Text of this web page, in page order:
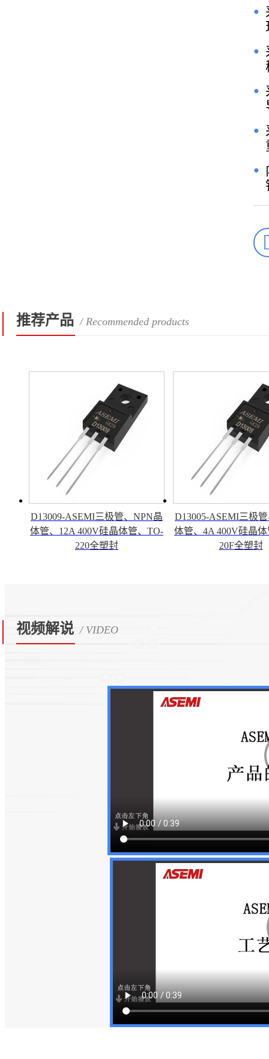
●
●
●
●
●
推荐产品 / Recommended products
D13009-ASEMI三极管、NPN晶
体管、12A 400V硅晶体管、TO-
220全塑封
D13005-ASEMI三极
体管、4A 400V硅晶
20F全塑封
视频解说 / VIDEO